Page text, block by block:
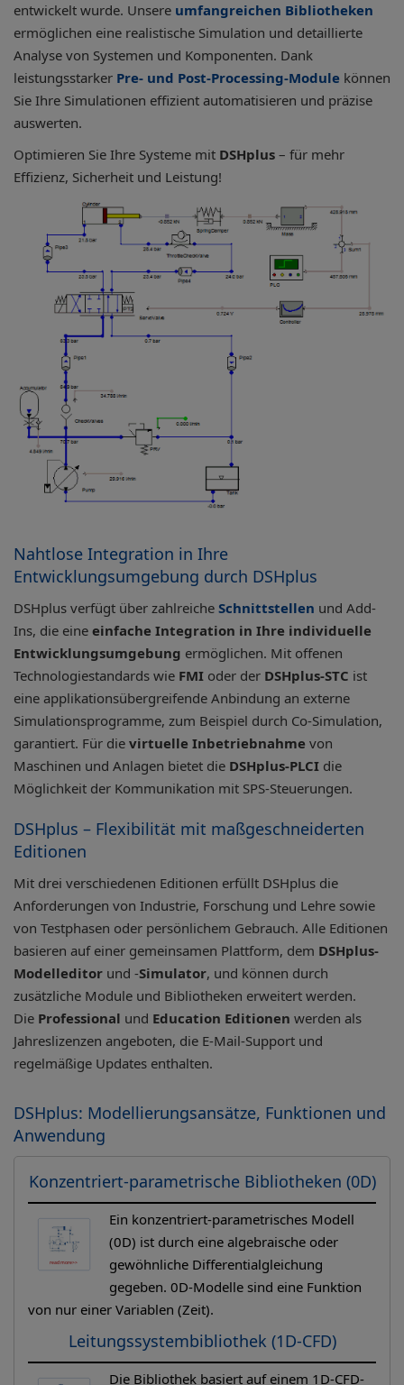
entwickelt wurde. Unsere umfangreichen Bibliotheken
ermöglichen eine realistische Simulation und detaillierte
Analyse von Systemen und Komponenten. Dank
leistungsstarker Pre- und Post-Processing-Module können
Sie Ihre Simulationen effizient automatisieren und präzise
auswerten.
Optimieren Sie Ihre Systeme mit DSHplus – für mehr
Effizienz, Sicherheit und Leistung!
Nahtlose Integration in Ihre
Entwicklungsumgebung durch DSHplus
DSHplus verfügt über zahlreiche Schnittstellen und Add-
Ins, die eine einfache Integration in Ihre individuelle
Entwicklungsumgebung ermöglichen. Mit offenen
Technologiestandards wie FMI oder der DSHplus-STC ist
eine applikationsübergreifende Anbindung an externe
Simulationsprogramme, zum Beispiel durch Co-Simulation,
garantiert. Für die virtuelle Inbetriebnahme von
Maschinen und Anlagen bietet die DSHplus-PLCI die
Möglichkeit der Kommunikation mit SPS-Steuerungen.
DSHplus – Flexibilität mit maßgeschneiderten
Editionen
Mit drei verschiedenen Editionen erfüllt DSHplus die
Anforderungen von Industrie, Forschung und Lehre sowie
von Testphasen oder persönlichem Gebrauch. Alle Editionen
basieren auf einer gemeinsamen Plattform, dem DSHplus-
Modelleditor und -Simulator, und können durch
zusätzliche Module und Bibliotheken erweitert werden.
Die Professional und Education Editionen werden als
Jahreslizenzen angeboten, die E-Mail-Support und
regelmäßige Updates enthalten.
DSHplus: Modellierungsansätze, Funktionen und
Anwendung
Konzentriert-parametrische Bibliotheken (0D)
Ein konzentriert-parametrisches Modell
(0D) ist durch eine algebraische oder
gewöhnliche Differentialgleichung
gegeben. 0D-Modelle sind eine Funktion
von nur einer Variablen (Zeit).
Leitungssystembibliothek (1D-CFD)
Die Bibliothek basiert auf einem 1D-CFD-